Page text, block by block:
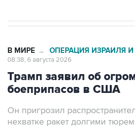
В МИРЕ → ОПЕРАЦИЯ ИЗРАИЛЯ
08:38, 6 августа 2026
Трамп заявил об
боеприпасов в США
Он пригрозил
нехватке ракет долгими